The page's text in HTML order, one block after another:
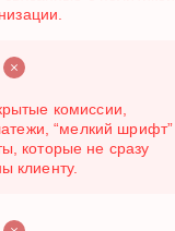
комиссии,
“мелкий шрифт”
которые не сразу
клиенту.